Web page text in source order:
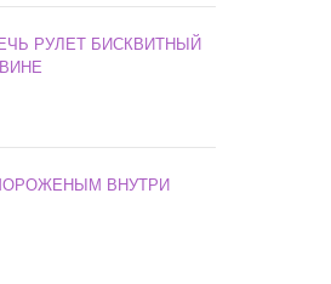
РУЛЕТ БИСКВИТНЫЙ
ВНУТРИ